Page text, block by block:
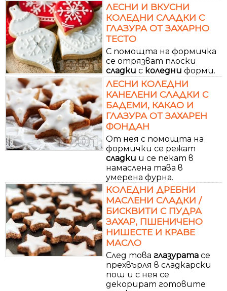
ЛЕСНИ И ВКУСНИ
КОЛЕДНИ СЛАДКИ С
ГЛАЗУРА ОТ ЗАХАРНО
ТЕСТО
С помощта на формичка
се отрязват плоски
сладки с коледни форми.
ЛЕСНИ КОЛЕДНИ
КАНЕЛЕНИ СЛАДКИ С
БАДЕМИ, КАКАО И
ГЛАЗУРА ОТ ЗАХАРЕН
ФОНДАН
От нея с помощта на
формички се режат
сладки и се пекат в
намаслена тава в
умерена фурна.
КОЛЕДНИ ДРЕБНИ
МАСЛЕНИ СЛАДКИ /
БИСКВИТИ С ПУДРА
ЗАХАР, ПШЕНИЧЕНО
НИШЕСТЕ И КРАВЕ
МАСЛО
След това глазурата се
прехвърля в сладкарски
пош и с нея се
декорират готовите